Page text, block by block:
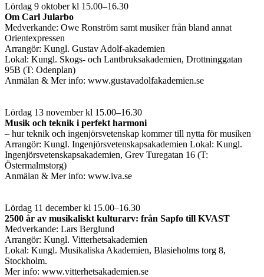
Lördag 9 oktober kl 15.00–16.30
Om Carl Jularbo
Medverkande: Owe Ronström samt musiker från bland annat
Orientexpressen
Arrangör: Kungl. Gustav Adolf-akademien
Lokal: Kungl. Skogs- och Lantbruksakademien, Drottninggatan
95B (T: Odenplan)
Anmälan & Mer info: www.gustavadolfakademien.se
Lördag 13 november kl 15.00–16.30
Musik och teknik i perfekt harmoni
– hur teknik och ingenjörsvetenskap kommer till nytta för musiken
Arrangör: Kungl. Ingenjörsvetenskapsakademien Lokal: Kungl.
Ingenjörsvetenskapsakademien, Grev Turegatan 16 (T:
Östermalmstorg)
Anmälan & Mer info: www.iva.se
Lördag 11 december kl 15.00–16.30
2500 år av musikaliskt kulturarv: från Sapfo till KVAST
Medverkande: Lars Berglund
Arrangör: Kungl. Vitterhetsakademien
Lokal: Kungl. Musikaliska Akademien, Blasieholms torg 8,
Stockholm.
Mer info: www.vitterhetsakademien.se